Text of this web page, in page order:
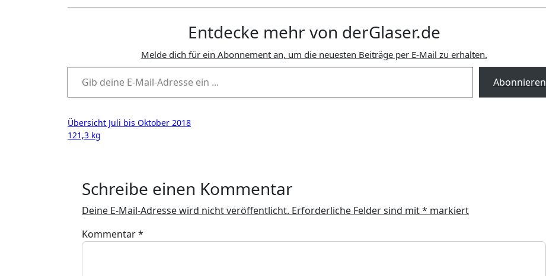
Entdecke mehr von derGlaser.de
Melde dich für ein Abonnement an, um die neuesten Beiträge per E-Mail zu erhalten.
Gib deine E-Mail-Adresse ein ...
Abonnieren
Beitragsnavigation
Übersicht Juli bis Oktober 2018
121,3 kg
Schreibe einen Kommentar
Deine E-Mail-Adresse wird nicht veröffentlicht. Erforderliche Felder sind mit* markiert
Kommentar*